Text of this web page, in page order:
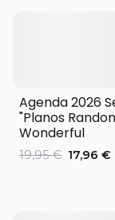
Agenda 2026
"Planos
Wonderful
19,95 € 17,96 €